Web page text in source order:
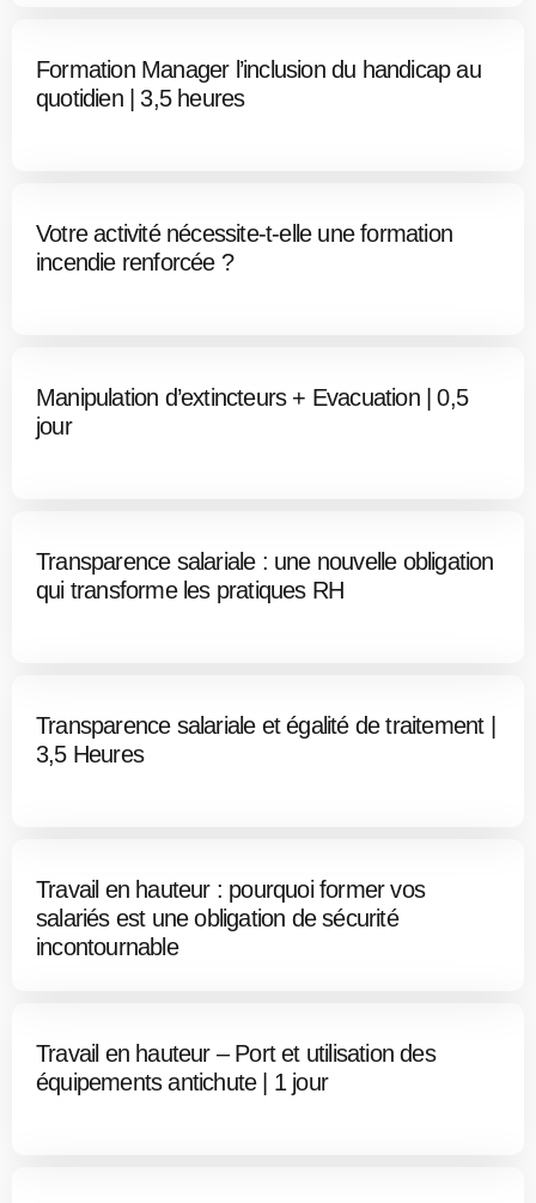
Formation Manager l’inclusion du handicap au
quotidien | 3,5 heures
Votre activité nécessite-t-elle une formation
incendie renforcée ?
Manipulation d’extincteurs + Evacuation | 0,5
jour
Transparence salariale : une nouvelle obligation
qui transforme les pratiques RH
Transparence salariale et égalité de traitement |
3,5 Heures
Travail en hauteur : pourquoi former vos
salariés est une obligation de sécurité
incontournable
Travail en hauteur – Port et utilisation des
équipements antichute | 1 jour